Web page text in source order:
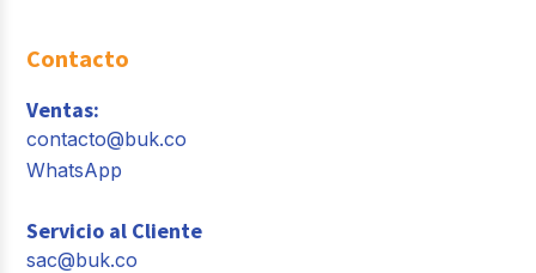
Contacto
Ventas:
contacto@buk.co
WhatsApp
Servicio al Cliente
sac@buk.co